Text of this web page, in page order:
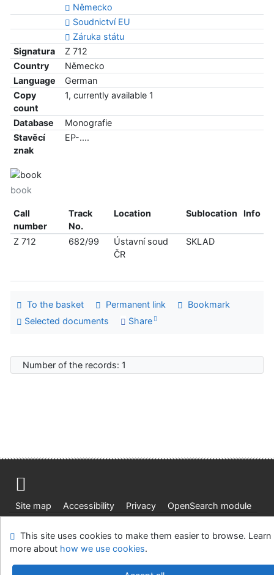
Německo
Soudnictví EU
Záruka státu
Signatura
Z 712
Country
Německo
Language
German
Copy
count
1, currently available 1
Database
Monografie
Stavěcí
znak
EP-....
book
Call
number
Track
No.
Location Sublocation Info
Z 712 682/99
Ústavní soud
ČR
SKLAD
To the basket Permanent link
Bookmark
Selected documents
Share
Number of the records: 1
Site map Accessibility Privacy
OpenSearch module
Ústavní soud, IČO: 48513687, se sídlem Joštova 625/8,
660 83 Brno
This site uses cookies to make them easier to browse. Learn
more about how we use cookies.